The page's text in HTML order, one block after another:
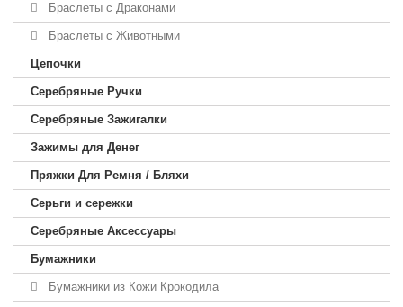
Браслеты с Драконами
Браслеты с Животными
Цепочки
Серебряные Ручки
Серебряные Зажигалки
Зажимы для Денег
Пряжки Для Ремня / Бляхи
Серьги и сережки
Серебряные Аксессуары
Бумажники
Бумажники из Кожи Крокодила